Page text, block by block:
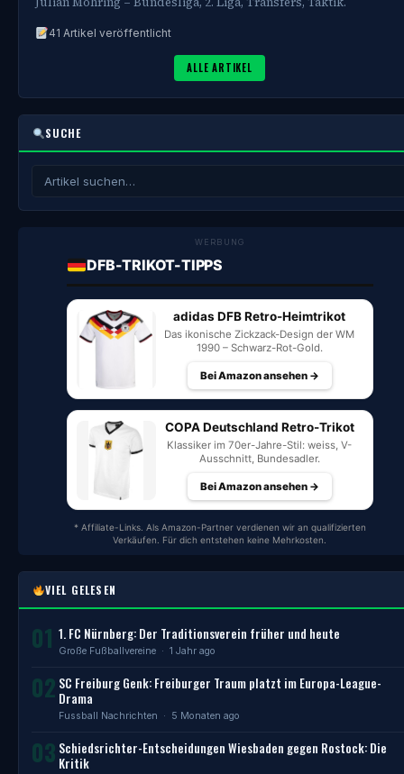
41 Artikel veröffentlicht
ALLE ARTIKEL
SUCHE
WERBUNG
DFB-TRIKOT-TIPPS
adidas DFB Retro-Heimtrikot
Das ikonische Zickzack-Design der WM
1990 – Schwarz-Rot-Gold.
Bei Amazon ansehen →
COPA Deutschland Retro-Trikot
Klassiker im 70er-Jahre-Stil: weiss, V-
Ausschnitt, Bundesadler.
Bei Amazon ansehen →
* Affiliate-Links. Als Amazon-Partner verdienen wir an qualifizierten
Verkäufen. Für dich entstehen keine Mehrkosten.
VIEL GELESEN
01 1. FC Nürnberg: Der Traditionsverein früher und heute
Große Fußballvereine · 1 Jahr ago
02 SC Freiburg Genk: Freiburger Traum platzt im Europa-League-
Drama
Fussball Nachrichten · 5 Monaten ago
03 Schiedsrichter-Entscheidungen Wiesbaden gegen Rostock: Die
Kritik